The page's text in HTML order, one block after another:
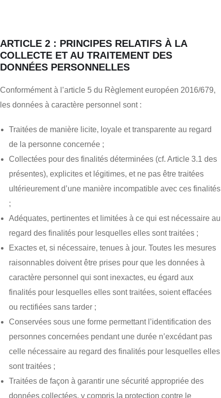
ARTICLE 2 : PRINCIPES RELATIFS À LA
COLLECTE ET AU TRAITEMENT DES
DONNÉES PERSONNELLES
Conformément à l’article 5 du Règlement européen 2016/679,
les données à caractère personnel sont :
Traitées de manière licite, loyale et transparente au regard
de la personne concernée ;
Collectées pour des finalités déterminées (cf. Article 3.1 des
présentes), explicites et légitimes, et ne pas être traitées
ultérieurement d’une manière incompatible avec ces finalités
;
Adéquates, pertinentes et limitées à ce qui est nécessaire au
regard des finalités pour lesquelles elles sont traitées ;
Exactes et, si nécessaire, tenues à jour. Toutes les mesures
raisonnables doivent être prises pour que les données à
caractère personnel qui sont inexactes, eu égard aux
finalités pour lesquelles elles sont traitées, soient effacées
ou rectifiées sans tarder ;
Conservées sous une forme permettant l’identification des
personnes concernées pendant une durée n’excédant pas
celle nécessaire au regard des finalités pour lesquelles elles
sont traitées ;
Traitées de façon à garantir une sécurité appropriée des
données collectées, y compris la protection contre le